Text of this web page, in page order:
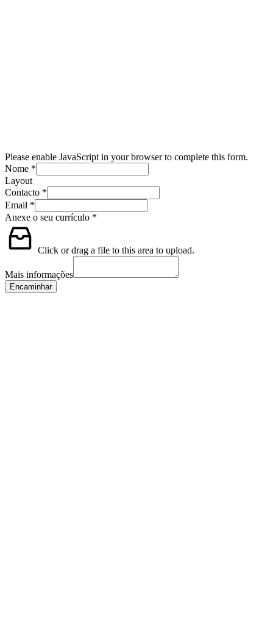
Please enable JavaScript in your browser to complete this form.
Nome *
Layout
Contacto *
Email *
Anexe o seu currículo *
Click or drag a file to this area to upload.
Mais informações
Encaminhar